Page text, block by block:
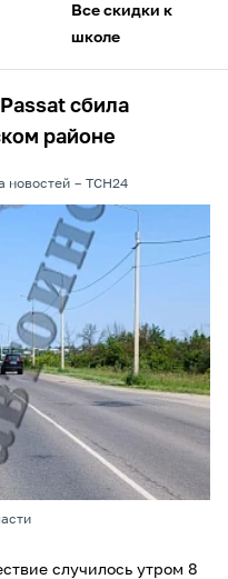
Все скидки к
школе
сбила
районе
новостей ТСН24
случилось утром 8